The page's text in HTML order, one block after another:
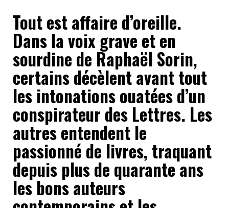
Tout est affaire d’oreille.
Dans la voix grave et en
sourdine de Raphaël Sorin,
certains décèlent avant tout
les intonations ouatées d’un
conspirateur des Lettres. Les
autres entendent le
passionné de livres, traquant
depuis plus de quarante ans
les bons auteurs